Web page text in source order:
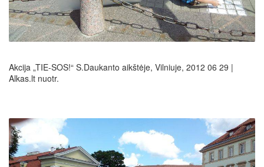
Akcija „TIE-SOS!“ S.Daukanto aikštėje, Vilniuje, 2012 06 29 |
Alkas.lt nuotr.